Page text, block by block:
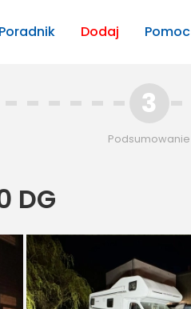
Poradnik Dodaj Pomoc
3
Podsumowanie
DG